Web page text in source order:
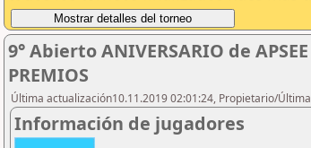
9° Abierto ANIVERSARIO de
PREMIOS
Última actualización10.11.2019 02:01:24, Propietario/
Información de jugadores